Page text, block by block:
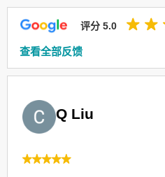
评分 5.0
查看全部反馈
Q Liu